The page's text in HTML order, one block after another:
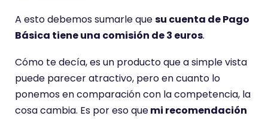
A esto debemos sumarle quesu cuenta de Pago
Básica tiene una comisión de 3 euros.
Cómo te decía, es un producto que a simple vista
puede parecer atractivo, pero en cuanto lo
ponemos en comparación con la competencia, la
cosa cambia. Es por eso quemi recomendación